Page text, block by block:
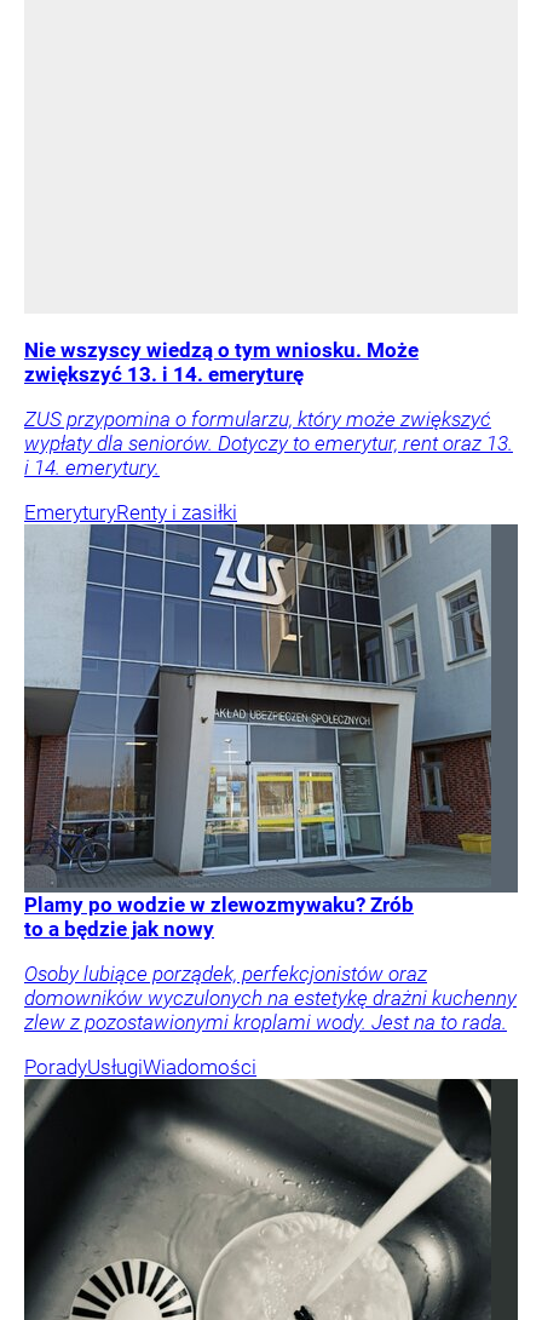
Nie wszyscy wiedzą o tym wniosku. Może
zwiększyć 13. i 14. emeryturę
ZUS przypomina o formularzu, który może zwiększyć
wypłaty dla seniorów. Dotyczy to emerytur, rent oraz 13.
i 14. emerytury.
EmeryturyRenty i zasiłki
Plamy po wodzie w zlewozmywaku? Zrób
to a będzie jak nowy
Osoby lubiące porządek, perfekcjonistów oraz
domowników wyczulonych na estetykę drażni kuchenny
zlew z pozostawionymi kroplami wody. Jest na to rada.
PoradyUsługiWiadomości